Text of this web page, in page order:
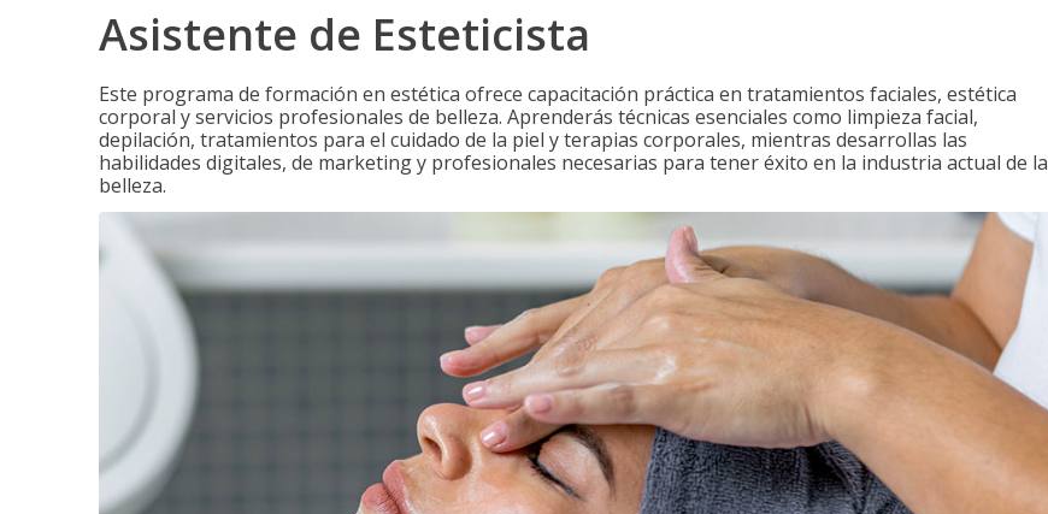
Asistente de Esteticista
Este programa de formación en estética ofrece capacitación práctica en tratamientos faciales, estética
corporal y servicios profesionales de belleza. Aprenderás técnicas esenciales como limpieza facial,
depilación, tratamientos para el cuidado de la piel y terapias corporales, mientras desarrollas las
habilidades digitales, de marketing y profesionales necesarias para tener éxito en la industria actual de la
belleza.